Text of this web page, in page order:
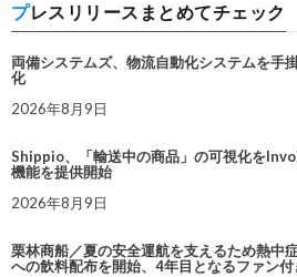
プレスリリースまとめてチェック
両備システムズ、物流自動化システムを手
化
2026年8月9日
Shippio、「輸送中の商品」の可視化を
機能を提供開始
2026年8月9日
栗林商船／夏の安全運航を支えるため熱中
への飲料配布を開始、4年目となるファン